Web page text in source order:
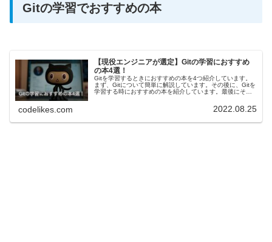
Gitの学習でおすすめの本
【現役エンジニアが選定】Gitの学習におすすめ
の本4選！
Gitを学習するときにおすすめの本を4つ紹介しています。
まず、Gitについて簡単に解説しています。その後に、Gitを
学習する時におすすめの本を紹介しています。最後にそれ
codelikes.com 2022.08.25